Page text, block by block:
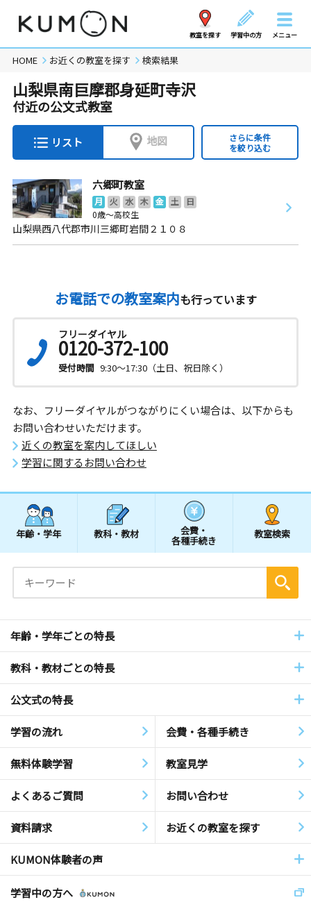
教室を探す 学習中の方 メニュー
HOME お近くの教室を探す 検索結果
山梨県南巨摩郡身延町寺沢
付近の公文式教室
リスト 地図
さらに条件
を絞り込む
六郷町教室
月 火 水 木 金 土
日
0歳～高校生
山梨県西八代郡市川三郷町岩間２１０８
お電話での教室案内も行っています
フリーダイヤル
0120-372-100
受付時間 9:30～17:30（土日、祝日除く）
なお、フリーダイヤルがつながりにくい場合は、以下からも
お問い合わせいただけます。
近くの教室を案内してほしい
学習に関するお問い合わせ
年齢・学年 教科・教材 会費・
各種手続き
教室検索
年齢・学年ごとの特長
教科・教材ごとの特長
公文式の特長
学習の流れ 会費・各種手続き
無料体験学習 教室見学
よくあるご質問 お問い合わせ
資料請求 お近くの教室を探す
KUMON体験者の声
学習中の方へ